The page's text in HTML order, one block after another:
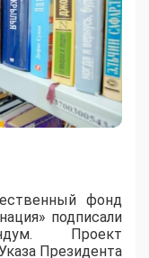
фонд
подписали
Проект
Президента